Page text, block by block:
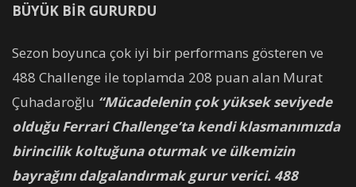
BÜYÜK BİR GURURDU
Sezon boyunca çok iyi bir performans gösteren ve
488 Challenge ile toplamda 208 puan alan Murat
Çuhadaroğlu “Mücadelenin çok yüksek seviyede
olduğu Ferrari Challenge’ta kendi klasmanımızda
birincilik koltuğuna oturmak ve ülkemizin
bayrağını dalgalandırmak gurur verici. 488